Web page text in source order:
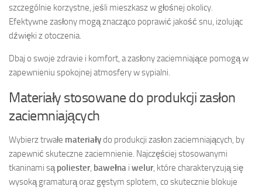
szczególnie korzystne, jeśli mieszkasz w głośnej okolicy.
Efektywne zasłony mogą znacząco poprawić jakość snu, izolując
dźwięki z otoczenia.
Dbaj o swoje zdravie i komfort, a zasłony zaciemniające pomogą w
zapewnieniu spokojnej atmosfery w sypialni.
Materiały stosowane do produkcji zasłon
zaciemniających
Wybierz trwałe materiałydo produkcji zasłon zaciemniających, by
zapewnić skuteczne zaciemnienie. Najczęściej stosowanymi
tkaninami sąpoliester, bawełna i welur, które charakteryzują się
wysoką gramaturą oraz gęstym splotem, co skutecznie blokuje